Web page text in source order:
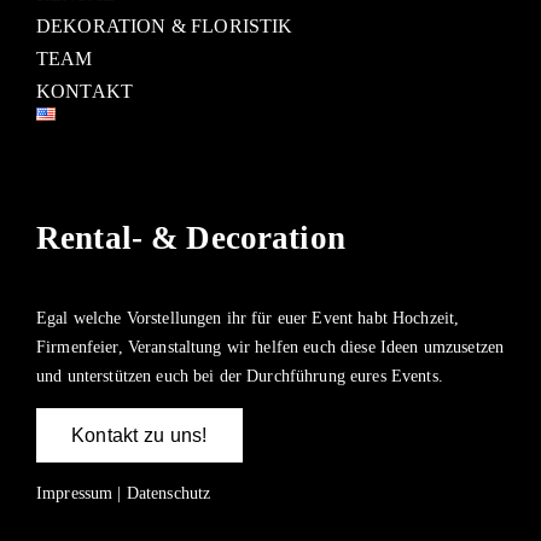
DEKORATION & FLORISTIK
TEAM
KONTAKT
Rental- & Decoration
Egal welche Vorstellungen ihr für euer Event habt Hochzeit,
Firmenfeier, Veranstaltung wir helfen euch diese Ideen umzusetzen
und unterstützen euch bei der Durchführung eures Events.
Kontakt zu uns!
Impressum | Datenschutz